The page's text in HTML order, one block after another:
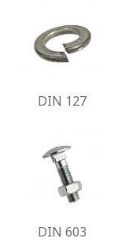
DIN 127
DIN 603